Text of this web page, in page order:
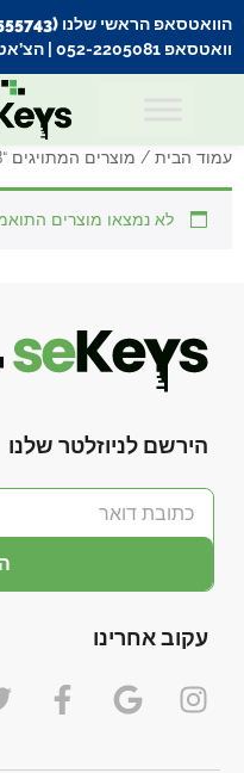
הוואטסאפ הראשי שלנו (053-3555743) בתקלה זמנית
וואטסאפ 052-2205081
|
עמוד הבית / מוצרים המתויגים “16GB”
לא נמצאו מוצרים
הירשם לניוזלטר שלנו
עקוב אחרינו